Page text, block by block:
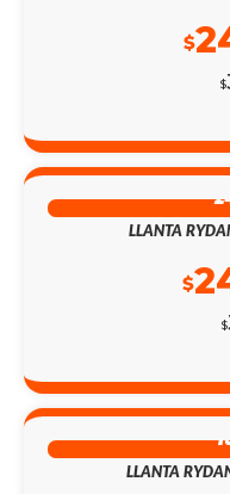
$
$
LLANTA
$
$
LLANTA